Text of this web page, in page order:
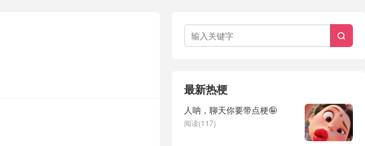

最新热梗
人呐，聊天你要带点梗🤪
阅读(117)